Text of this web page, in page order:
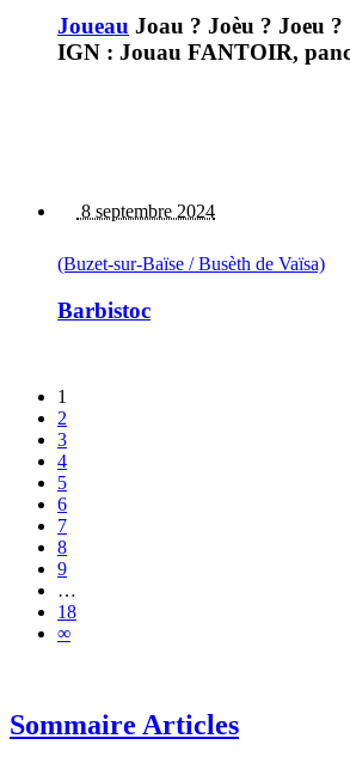
Joueau Joau ? Joèu ? Joeu ?
IGN : Jouau FANTOIR,
8 septembre 2024
(Buzet-sur-Baïse / Busèth de Vaïsa)
Barbistoc
1
2
3
4
5
6
7
8
9
…
18
∞
Sommaire Articles